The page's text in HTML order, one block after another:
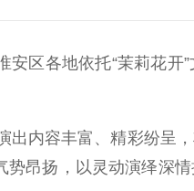
各地依托“茉莉花开”
内容丰富、精彩纷呈
昂扬，以灵动演绎深